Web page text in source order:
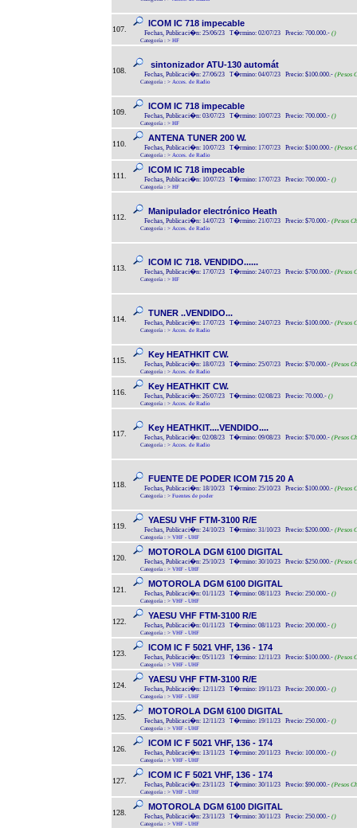
107.
ICOM IC 718 impecable
Fechas, Publicaci�n: 25/06/23 T�rmino: 02/07/23 Precio: 700.000.- ()
Categoría : > HF
108.
sintonizador ATU-130 automát
Fechas, Publicaci�n: 27/06/23 T�rmino: 04/07/23 Precio: $100.000.- (Pesos
Categoría : > Acces. de Radio
109.
ICOM IC 718 impecable
Fechas, Publicaci�n: 03/07/23 T�rmino: 10/07/23 Precio: 700.000.- ()
Categoría : > HF
110.
ANTENA TUNER 200 W.
Fechas, Publicaci�n: 10/07/23 T�rmino: 17/07/23 Precio: $100.000.- (Pesos
Categoría : > Acces. de Radio
111.
ICOM IC 718 impecable
Fechas, Publicaci�n: 10/07/23 T�rmino: 17/07/23 Precio: 700.000.- ()
Categoría : > HF
112.
Manipulador electrónico Heath
Fechas, Publicaci�n: 14/07/23 T�rmino: 21/07/23 Precio: $70.000.- (Pesos
Categoría : > Acces. de Radio
113.
ICOM IC 718. VENDIDO......
Fechas, Publicaci�n: 17/07/23 T�rmino: 24/07/23 Precio: $700.000.- (Pesos
Categoría : > HF
114.
TUNER ..VENDIDO...
Fechas, Publicaci�n: 17/07/23 T�rmino: 24/07/23 Precio: $100.000.- (Pesos
Categoría : > Acces. de Radio
115.
Key HEATHKIT CW.
Fechas, Publicaci�n: 18/07/23 T�rmino: 25/07/23 Precio: $70.000.- (Pesos
Categoría : > Acces. de Radio
116.
Key HEATHKIT CW.
Fechas, Publicaci�n: 26/07/23 T�rmino: 02/08/23 Precio: 70.000.- ()
Categoría : > Acces. de Radio
117.
Key HEATHKIT....VENDIDO....
Fechas, Publicaci�n: 02/08/23 T�rmino: 09/08/23 Precio: $70.000.- (Pesos
Categoría : > Acces. de Radio
118.
FUENTE DE PODER ICOM 715 20 A
Fechas, Publicaci�n: 18/10/23 T�rmino: 25/10/23 Precio: $100.000.- (Pesos
Categoría : > Fuentes de poder
119.
YAESU VHF FTM-3100 R/E
Fechas, Publicaci�n: 24/10/23 T�rmino: 31/10/23 Precio: $200.000.- (Pesos
Categoría : > VHF - UHF
120.
MOTOROLA DGM 6100 DIGITAL
Fechas, Publicaci�n: 25/10/23 T�rmino: 30/10/23 Precio: $250.000.- (Pesos
Categoría : > VHF - UHF
121.
MOTOROLA DGM 6100 DIGITAL
Fechas, Publicaci�n: 01/11/23 T�rmino: 08/11/23 Precio: 250.000.- ()
Categoría : > VHF - UHF
122.
YAESU VHF FTM-3100 R/E
Fechas, Publicaci�n: 01/11/23 T�rmino: 08/11/23 Precio: 200.000.- ()
Categoría : > VHF - UHF
123.
ICOM IC F 5021 VHF, 136 - 174
Fechas, Publicaci�n: 05/11/23 T�rmino: 12/11/23 Precio: $100.000.- (Pesos
Categoría : > VHF - UHF
124.
YAESU VHF FTM-3100 R/E
Fechas, Publicaci�n: 12/11/23 T�rmino: 19/11/23 Precio: 200.000.- ()
Categoría : > VHF - UHF
125.
MOTOROLA DGM 6100 DIGITAL
Fechas, Publicaci�n: 12/11/23 T�rmino: 19/11/23 Precio: 250.000.- ()
Categoría : > VHF - UHF
126.
ICOM IC F 5021 VHF, 136 - 174
Fechas, Publicaci�n: 13/11/23 T�rmino: 20/11/23 Precio: 100.000.- ()
Categoría : > VHF - UHF
127.
ICOM IC F 5021 VHF, 136 - 174
Fechas, Publicaci�n: 23/11/23 T�rmino: 30/11/23 Precio: $90.000.- (Pesos
Categoría : > VHF - UHF
128.
MOTOROLA DGM 6100 DIGITAL
Fechas, Publicaci�n: 23/11/23 T�rmino: 30/11/23 Precio: 250.000.- ()
Categoría : > VHF - UHF